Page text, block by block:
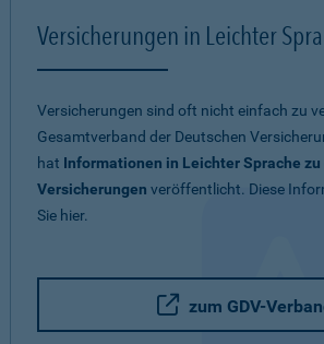
Versicherungen in Leichter
Versicherungen sind oft nicht einfach zu
Gesamtverband der Deutschen
hat Informationen in Leichter Sprache zu
Versicherungen veröffentlicht. Diese
Sie hier.
zum GDV-